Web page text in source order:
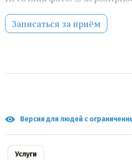
Записаться за приём
Версия для людей с
Услуги